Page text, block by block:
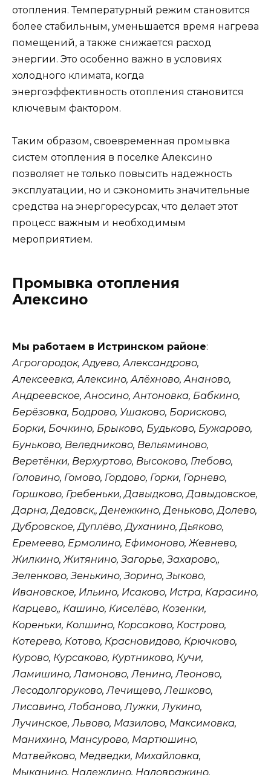
отопления. Температурный режим становится
более стабильным, уменьшается время нагрева
помещений, а также снижается расход
энергии. Это особенно важно в условиях
холодного климата, когда
энергоэффективность отопления становится
ключевым фактором.
Таким образом, своевременная промывка
систем отопления в поселке Алексино
позволяет не только повысить надежность
эксплуатации, но и сэкономить значительные
средства на энергоресурсах, что делает этот
процесс важным и необходимым
мероприятием.
Промывка отопления
Алексино
Мы работаем в Истринском районе:
Агрогородок, Адуево, Александрово,
Алексеевка, Алексино, Алёхново, Ананово,
Андреевское, Аносино, Антоновка, Бабкино,
Берёзовка, Бодрово, Ушаково, Борисково,
Борки, Бочкино, Брыково, Будьково, Бужарово,
Буньково, Веледниково, Вельяминово,
Веретёнки, Верхуртово, Высоково, Глебово,
Головино, Гомово, Гордово, Горки, Горнево,
Горшково, Гребеньки, Давыдково, Давыдовское,
Дарна, Дедовск,, Денежкино, Деньково, Долево,
Дубровское, Дуплёво, Духанино, Дьяково,
Еремеево, Ермолино, Ефимоново, Жевнево,
Жилкино, Житянино, Загорье, Захарово,,
Зеленково, Зенькино, Зорино, Зыково,
Ивановское, Ильино, Исаково, Истра, Карасино,
Карцево,, Кашино, Киселёво, Козенки,
Кореньки, Колшино, Корсаково, Кострово,
Котерево, Котово, Красновидово, Крючково,
Курово, Курсаково, Куртниково, Кучи,
Ламишино, Ламоново, Ленино, Леоново,
Лесодолгоруково, Лечищево, Лешково,
Лисавино, Лобаново, Лужки, Лукино,
Лучинское, Львово, Мазилово, Максимовка,
Манихино, Мансурово, Мартюшино,
Матвейково, Медведки, Михайловка,
Мыканино, Надеждино, Надовражино,